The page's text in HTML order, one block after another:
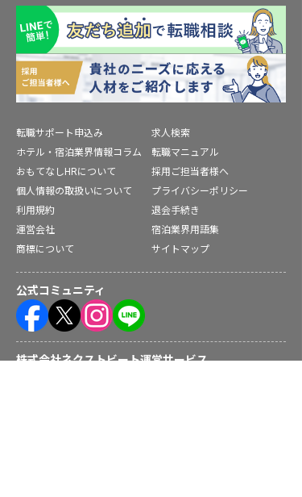
転職サポート申込み
求人検索
ホテル・宿泊業界情報コラム
転職マニュアル
おもてなしHRについて
採用ご担当者様へ
個人情報の取扱いについて
プライバシーポリシー
利用規約
退会手続き
運営会社
宿泊業界用語集
商標について
サイトマップ
公式コミュニティ
株式会社ネクストビート運営サービス